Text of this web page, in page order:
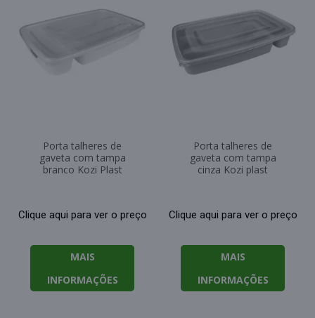
Porta talheres de
gaveta com tampa
branco Kozi Plast
Clique aqui para ver o preço
MAIS
INFORMAÇÕES
Porta talheres de
gaveta com tampa
cinza Kozi plast
Clique aqui para ver o preço
MAIS
INFORMAÇÕES